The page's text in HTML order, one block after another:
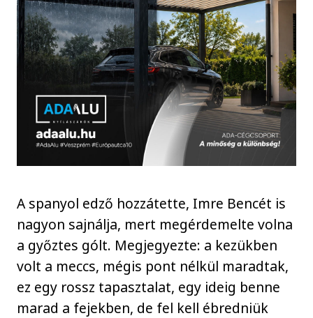
A spanyol edző hozzátette, Imre Bencét is
nagyon sajnálja, mert megérdemelte volna
a győztes gólt. Megjegyezte: a kezükben
volt a meccs, mégis pont nélkül maradtak,
ez egy rossz tapasztalat, egy ideig benne
marad a fejekben, de fel kell ébredniük